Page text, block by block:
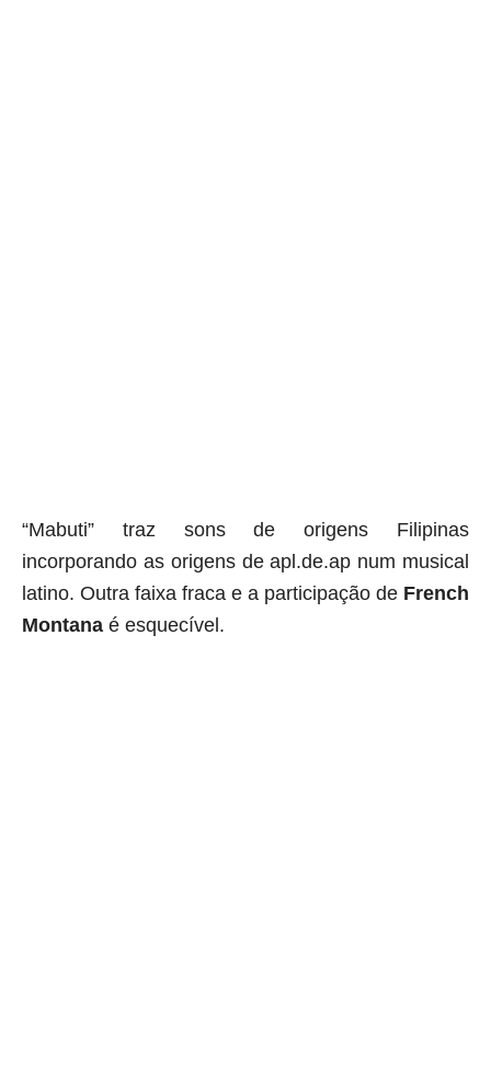
“Mabuti” traz sons de origens Filipinas
incorporando as origens de apl.de.ap num musical
latino. Outra faixa fraca e a participação de French
Montana é esquecível.